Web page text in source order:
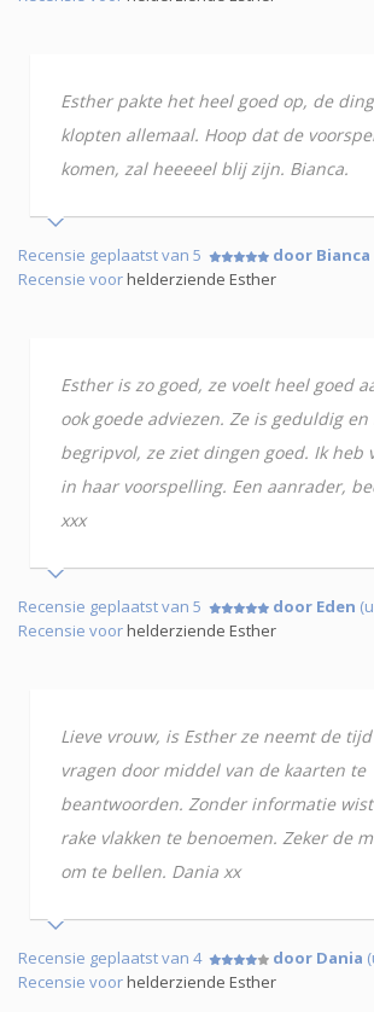
Esther pakte het heel goed op, de
klopten allemaal. Hoop dat de
komen, zal heeeeel blij zijn. Bianca.
Recensie geplaatst van 5
door Bianca
Recensie voorhelderziende Esther
Esther is zo goed, ze voelt heel goed
ook goede adviezen. Ze is geduldig
begripvol, ze ziet dingen goed. Ik heb
in haar voorspelling. Een aanrader,
xxx
Recensie geplaatst van 5 door Eden
Recensie voorhelderziende Esther
Lieve vrouw, is Esther ze neemt de
vragen door middel van de kaarten te
beantwoorden. Zonder informatie
rake vlakken te benoemen. Zeker de
om te bellen. Dania xx
Recensie geplaatst van 4 door Dania
Recensie voorhelderziende Esther